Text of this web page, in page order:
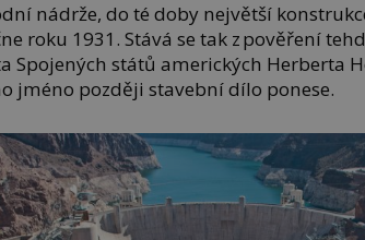
nádrže, do té doby největší
roku 1931. Stává se tak z pověření
Spojených států amerických Herberta
jméno později stavební dílo ponese.